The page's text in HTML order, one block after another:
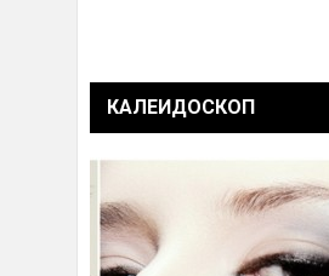
КАЛЕИДОСКОП